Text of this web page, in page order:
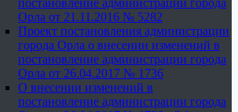
постановление администрации города
Орла от 21.11.2016 № 5282
Проект постановления администрации
города Орла о внесении изменений в
постановление администрации города
Орла от 26.04.2017 № 1736
О внесении изменений в
постановление администрации города